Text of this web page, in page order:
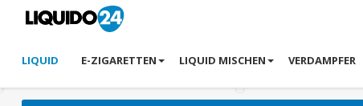
LIQUID E-ZIGARETTEN LIQUID MISCHEN VERDAMPFER